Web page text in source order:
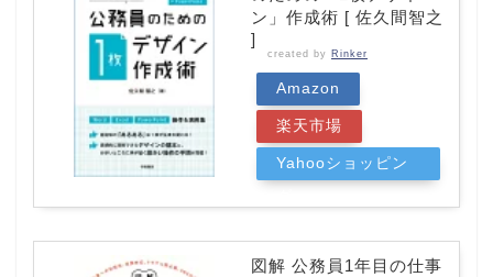
ン」作成術 [ 佐久間智之
]
created by Rinker
Amazon
楽天市場
Yahooショッピン
図解 公務員1年目の仕事